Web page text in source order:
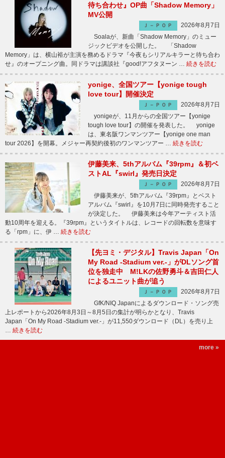
待ち合わせ』OP曲「Shadow Memory」
MV公開
Ｊ－ＰＯＰ
2026年8月7日
Soalaが、新曲「Shadow Memory」のミュー
ジックビデオを公開した。 「Shadow
Memory」は、横山裕が主演を務めるドラマ『今夜もシリアルキラーと待ち合わ
せ』のオープニング曲。同ドラマは講談社『good!アフタヌーン … 続きを読む
yonige、全国ツアー【yonige tough
love tour】開催決定
Ｊ－ＰＯＰ
2026年8月7日
yonigeが、11月からの全国ツアー【yonige
tough love tour】の開催を発表した。 yonige
は、東名阪ワンマンツアー【yonige one man
tour 2026】を開幕。メジャー再契約後初のワンマンツアー … 続きを読む
伊藤美来、5thアルバム『39rpm』＆初ベ
ストAL『swirl』発売日決定
Ｊ－ＰＯＰ
2026年8月7日
伊藤美来が、5thアルバム『39rpm』とベスト
アルバム『swirl』を10月7日に同時発売すること
が決定した。 伊藤美来は今年アーティスト活
動10周年を迎える。『39rpm』というタイトルは、レコードの回転数を意味す
る「rpm」に、伊 … 続きを読む
【先ヨミ・デジタル】Travis Japan「On
My Road -Stadium ver.-」がDLソング首
位を独走中 M!LKの佐野勇斗＆吉田仁人
によるユニット曲が追う
Ｊ－ＰＯＰ
2026年8月7日
GfK/NIQ Japanによるダウンロード・ソング売
上レポートから2026年8月3日～8月5日の集計が明らかとなり、Travis
Japan「On My Road -Stadium ver.-」が11,550ダウンロード（DL）を売り上
… 続きを読む
more »